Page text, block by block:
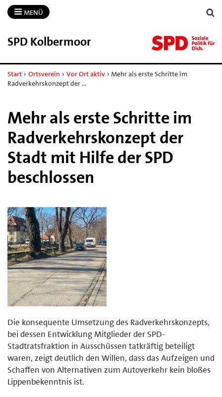
MENÜ
SPD Kolbermoor
Start › Ortsverein › Vor Ort aktiv › Mehr als erste Schritte im
Radverkehrskonzept der …
Mehr als erste Schritte im
Radverkehrskonzept der
Stadt mit Hilfe der SPD
beschlossen
Die konsequente Umsetzung des Radverkehrskonzepts,
bei dessen Entwicklung Mitglieder der SPD-
Stadtratsfraktion in Ausschüssen tatkräftig beteiligt
waren, zeigt deutlich den Willen, dass das Aufzeigen und
Schaffen von Alternativen zum Autoverkehr kein bloßes
Lippenbekenntnis ist.